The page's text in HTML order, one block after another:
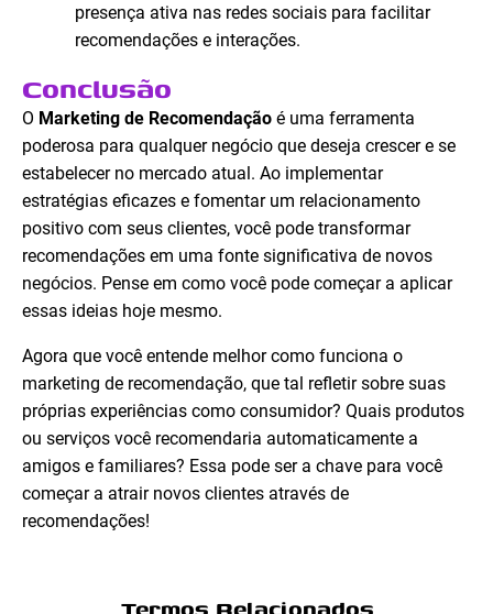
presença ativa nas redes sociais para facilitar
recomendações e interações.
Conclusão
O Marketing de Recomendação é uma ferramenta
poderosa para qualquer negócio que deseja crescer e se
estabelecer no mercado atual. Ao implementar
estratégias eficazes e fomentar um relacionamento
positivo com seus clientes, você pode transformar
recomendações em uma fonte significativa de novos
negócios. Pense em como você pode começar a aplicar
essas ideias hoje mesmo.
Agora que você entende melhor como funciona o
marketing de recomendação, que tal refletir sobre suas
próprias experiências como consumidor? Quais produtos
ou serviços você recomendaria automaticamente a
amigos e familiares? Essa pode ser a chave para você
começar a atrair novos clientes através de
recomendações!